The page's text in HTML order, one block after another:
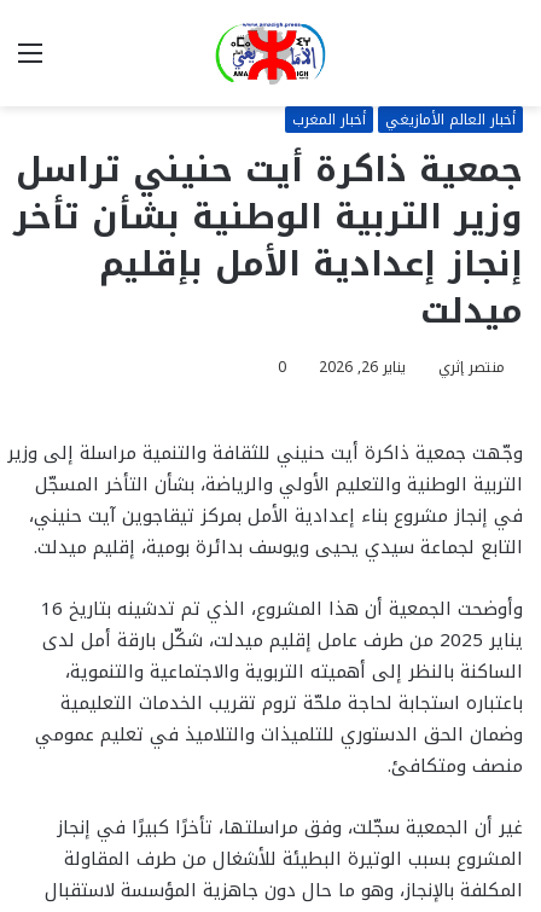
أخبار العالم الأمازيغي أخبار المغرب
جمعية ذاكرة أيت حنيني تراسل
وزير التربية الوطنية بشأن تأخر
إنجاز إعدادية الأمل بإقليم
ميدلت
منتصر إثري يناير 26, 2026 0
وجّهت جمعية ذاكرة أيت حنيني للثقافة والتنمية مراسلة إلى وزير
التربية الوطنية والتعليم الأولي والرياضة، بشأن التأخر المسجّل
في إنجاز مشروع بناء إعدادية الأمل بمركز تيقاجوين آيت حنيني،
التابع لجماعة سيدي يحيى ويوسف بدائرة بومية، إقليم ميدلت.
وأوضحت الجمعية أن هذا المشروع، الذي تم تدشينه بتاريخ 16
يناير 2025 من طرف عامل إقليم ميدلت، شكّل بارقة أمل لدى
الساكنة بالنظر إلى أهميته التربوية والاجتماعية والتنموية،
باعتباره استجابة لحاجة ملحّة تروم تقريب الخدمات التعليمية
وضمان الحق الدستوري للتلميذات والتلاميذ في تعليم عمومي
منصف ومتكافئ.
غير أن الجمعية سجّلت، وفق مراسلتها، تأخرًا كبيرًا في إنجاز
المشروع بسبب الوتيرة البطيئة للأشغال من طرف المقاولة
المكلفة بالإنجاز، وهو ما حال دون جاهزية المؤسسة لاستقبال